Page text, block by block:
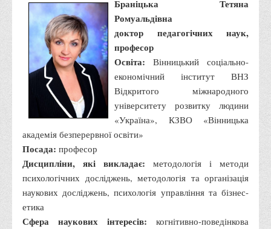
Програми стажування (міжнародна практика)
Міжнародні проєкти
Корисні посилання
Навчально-методичний
З організації виховної та культурно-мистецької роботи
студентів
Технічних засобів навчання
Редакційно-видавничий
Центри
Розвитку кар’єри
Моніторингу якості освітнього процесу та інноваційного
Браніцька Тетяна
Ромуальдівна
доктор педагогічних наук,
професор
Освіта: Вінницький соціально-
економічний інститут ВНЗ
Відкритого міжнародного
університету розвитку людини
«Україна», КЗВО «Вінницька
академія безперервної освіти»
Посада: професор
Дисципліни, які викладає: методологія і методи
психологічних досліджень, методологія та організація
наукових досліджень, психологія управління та бізнес-
етика
Сфера наукових інтересів: когнітивно-поведінкова